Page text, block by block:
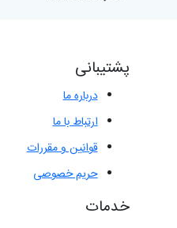
پشتیبانی
درباره ما
ارتباط با ما
قوانین و مقررات
حریم خصوصی
خدمات